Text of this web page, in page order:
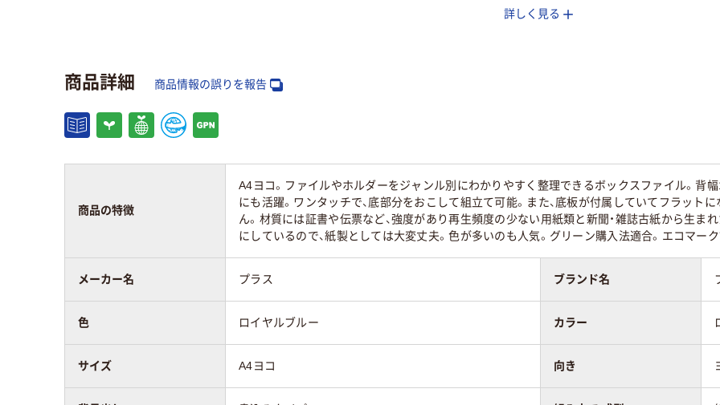
ヨコ
組み立て型 組み立て型 組み立て型
135
の材質
向き
組み立て／成型
アスクル商品環境
詳しく見る
商品詳細 商品情報の誤りを報告
商品の特徴
A4ヨコ。ファイルやホルダーをジャンル別にわかりやすく整理できるボックスファイル。背
にも活躍。ワンタッチで、底部分をおこして組立て可能。また、底板が付属していてフラット
ん。材質には証書や伝票など、強度があり再生頻度の少ない用紙類と新聞・雑誌古紙から生ま
にしているので、紙製としては大変丈夫。色が多いのも人気。グリーン購入法適合。エコマー
メーカー名 プラス ブランド名
色 ロイヤルブルー カラー
サイズ A4ヨコ 向き